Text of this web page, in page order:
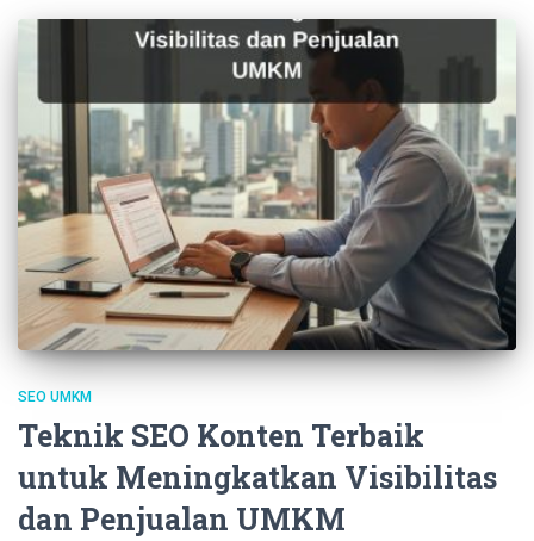
SEO UMKM
Teknik SEO Konten Terbaik
untuk Meningkatkan Visibilitas
dan Penjualan UMKM